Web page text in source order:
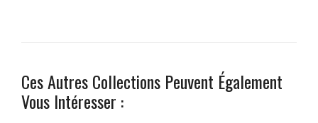
Ces Autres Collections Peuvent Également
Vous Intéresser :